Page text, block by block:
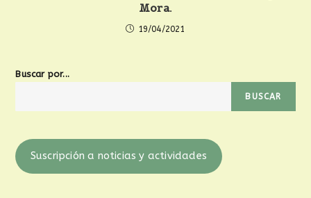
Mora.
19/04/2021
Buscar por...
BUSCAR
Suscripción a noticias y actividades